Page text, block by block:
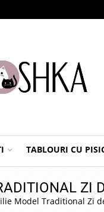
TABLOURI CU
ZI
Model Traditional Zi